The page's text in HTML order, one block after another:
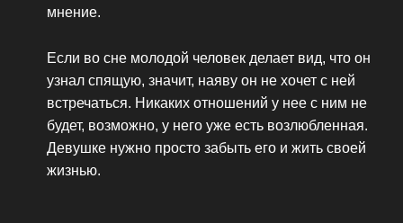
мнение.
Если во сне молодой человек делает вид, что он
узнал спящую, значит, наяву он не хочет с ней
встречаться. Никаких отношений у нее с ним не
будет, возможно, у него уже есть возлюбленная.
Девушке нужно просто забыть его и жить своей
жизнью.